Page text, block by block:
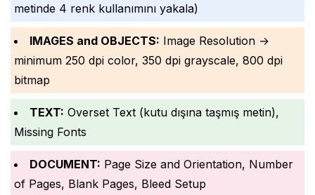
metinde 4 renk kullanımını yakala)
IMAGES and OBJECTS: Image Resolution →
minimum 250 dpi color, 350 dpi grayscale, 800 dpi
bitmap
TEXT: Overset Text (kutu dışına taşmış metin),
Missing Fonts
DOCUMENT: Page Size and Orientation, Number
of Pages, Blank Pages, Bleed Setup